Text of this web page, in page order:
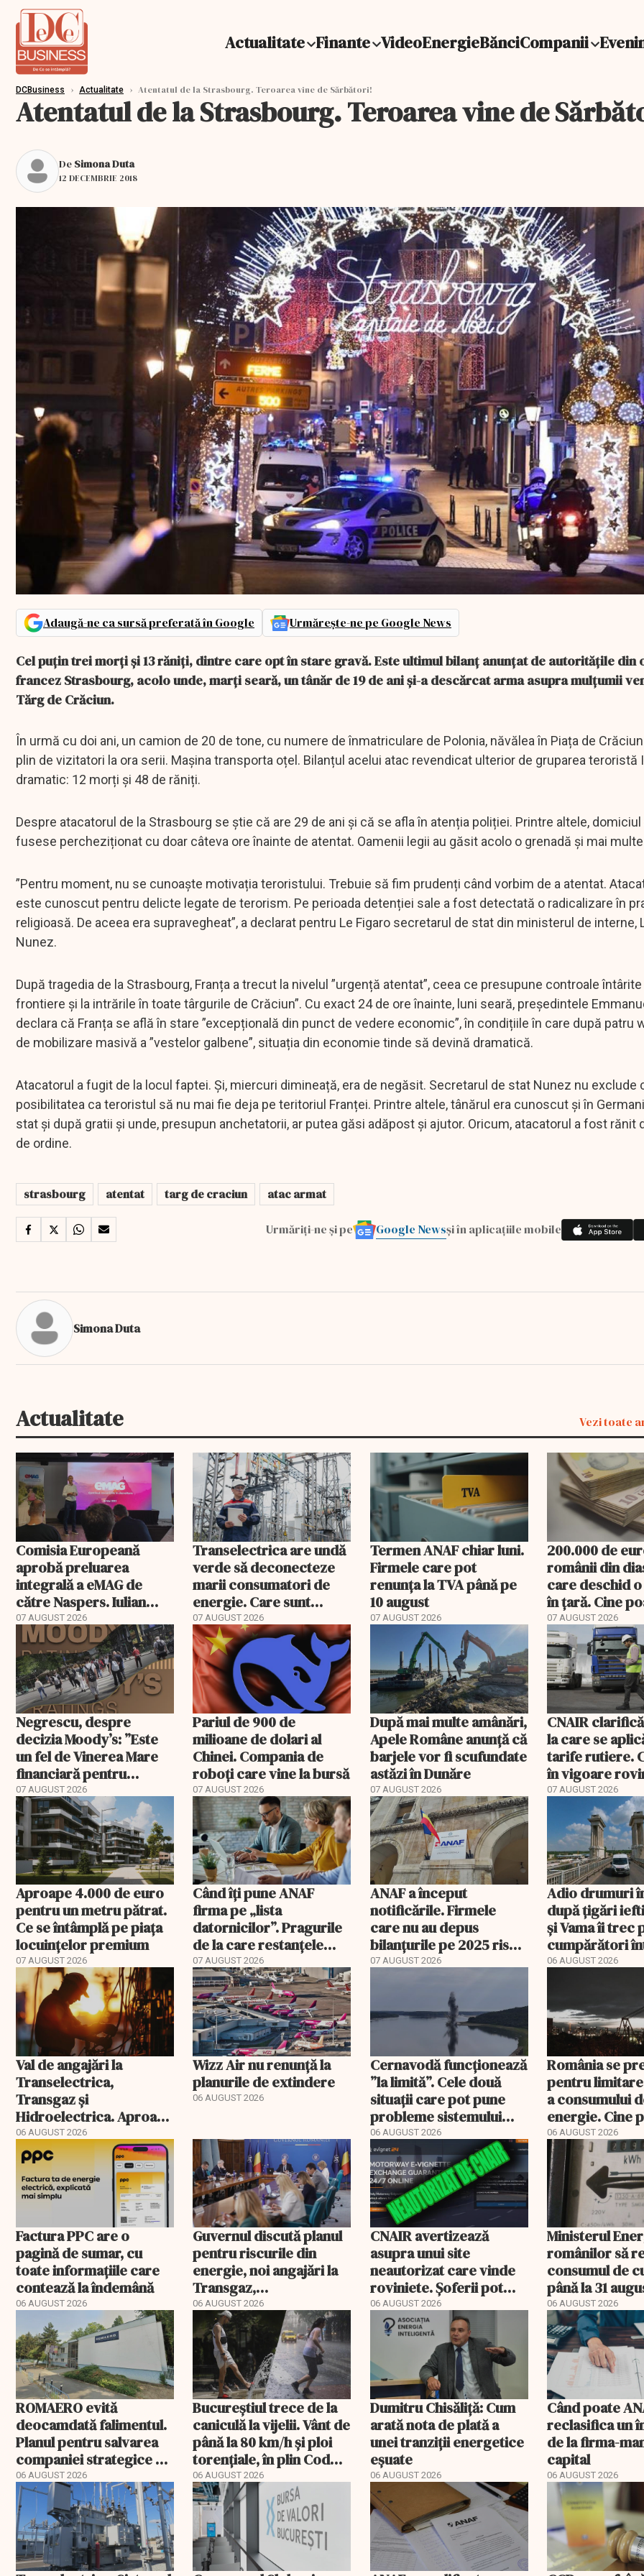
Actualitate Finante VideoEnergieBănciCompanii
DCBusiness › Actualitate › Atentatul de la Strasbourg. Teroarea vine de Sărbători!
Atentatul de la Strasbourg. Teroarea vine de
De Simona Duta
12 DECEMBRIE 2018
Adaugă-ne ca sursă preferată în Google Urmărește-ne pe Google News
Cel puțin trei morți și 13 răniți, dintre care opt în stare gravă. Este ultimul bilanț anunțat de autoritățile din
francez Strasbourg, acolo unde, marți seară, un tânăr de 19 de ani și-a descărcat arma asupra mulțumii
Tărg de Crăciun.
În urmă cu doi ani, un camion de 20 de tone, cu numere de înmatriculare de Polonia, năvălea în Piața de
plin de vizitatori la ora serii. Mașina transporta oțel. Bilanțul acelui atac revendicat ulterior de gruparea teroristă
dramatic: 12 morți și 48 de răniți.
Despre atacatorul de la Strasbourg se știe că are 29 de ani și că se afla în atenția poliției. Printre altele, domiciul
fusese percheziționat cu doar câteva ore înainte de atentat. Oamenii legii au găsit acolo o grenadă și mai
”Pentru moment, nu se cunoaște motivația teroristului. Trebuie să fim prudenți când vorbim de a atentat.
este cunoscut pentru delicte legate de terorism. Pe perioada detenției sale a fost detectată o radicalizare în
religioasă. De aceea era supravegheat”, a declarat pentru Le Figaro secretarul de stat din ministerul de interne,
Nunez.
După tragedia de la Strasbourg, Franța a trecut la nivelul ”urgență atentat”, ceea ce presupune controale întârite
frontiere și la intrările în toate târgurile de Crăciun”. Cu exact 24 de ore înainte, luni seară, președintele
declara că Franța se află în stare ”excepțională din punct de vedere economic”, în condițiile în care după patru
de mobilizare masivă a ”vestelor galbene”, situația din economie tinde să devină dramatică.
Atacatorul a fugit de la locul faptei. Și, miercuri dimineață, era de negăsit. Secretarul de stat Nunez nu exclude
posibilitatea ca teroristul să nu mai fie deja pe teritoriul Franței. Printre altele, tânărul era cunoscut și în
stat și după gratii și unde, presupun anchetatorii, ar putea găsi adăpost și ajutor. Oricum, atacatorul a fost rănit
de ordine.
strasbourg atentat targ de craciun atac armat
Urmăriți-ne și pe Google Newsși în aplicațiile mobile
Simona Duta
Actualitate Vezi toate
Comisia Europeană
aprobă preluarea
integrală a eMAG de
către Naspers. Iulian
Stanciu iese din
acționariat
07 AUGUST 2026
Transelectrica are undă
verde să deconecteze
marii consumatori de
energie. Care sunt
condițiile
07 AUGUST 2026
Termen ANAF chiar luni.
Firmele care pot
renunța la TVA până pe
10 august
07 AUGUST 2026
200.000 de
românii din
care deschid
în țară. Cine
banii și ce
rambursat
07 AUGUST 2026
Negrescu, despre
decizia Moody’s: ”Este
un fel de Vinerea Mare
financiară pentru
România”. Miza nu se
încheie în această seară
07 AUGUST 2026
Pariul de 900 de
milioane de dolari al
Chinei. Compania de
roboți care vine la bursă
07 AUGUST 2026
După mai multe amânări,
Apele Române anunță că
barjele vor fi scufundate
astăzi în Dunăre
07 AUGUST 2026
CNAIR
la care se
tarife rutiere.
în vigoare
TollRo
07 AUGUST 2026
Aproape 4.000 de euro
pentru un metru pătrat.
Ce se întâmplă pe piața
locuințelor premium
07 AUGUST 2026
Când îți pune ANAF
firma pe „lista
datornicilor”. Pragurile
de la care restanțele
devin publice
07 AUGUST 2026
ANAF a început
notificările. Firmele
care nu au depus
bilanțurile pe 2025 riscă
să ajungă inactive fiscal
07 AUGUST 2026
Adio drumuri
după țigări
și Vama îi trec
cumpărători
registru
06 AUGUST 2026
Val de angajări la
Transelectrica,
Transgaz și
Hidroelectrica. Aproape
400 de posturi aprobate
06 AUGUST 2026
Wizz Air nu renunță la
planurile de extindere
06 AUGUST 2026
Cernavodă funcționează
”la limită”. Cele două
situații care pot pune
probleme sistemului
energetic
06 AUGUST 2026
România se
pentru
a consumului
energie. Cine
deconectat
06 AUGUST 2026
Factura PPC are o
pagină de sumar, cu
toate informațiile care
contează la îndemână
06 AUGUST 2026
Guvernul discută planul
pentru riscurile din
energie, noi angajări la
Transgaz,
Transelectrica și
Hidroelectrica și
programul pentru di
06 AUGUST 2026
CNAIR avertizează
asupra unui site
neautorizat care vinde
roviniete. Șoferii pot
plăti și cu 186% mai mult
06 AUGUST 2026
Ministerul
românilor să
consumul de
până la 31
06 AUGUST 2026
ROMAERO evită
deocamdată falimentul.
Planul pentru salvarea
companiei strategice a
fost confirmat
06 AUGUST 2026
Bucureștiul trece de la
caniculă la vijelii. Vânt de
până la 80 km/h și ploi
torențiale, în plin Cod
portocaliu
06 AUGUST 2026
Dumitru Chisăliță: Cum
arată nota de plată a
unei tranziții energetice
eșuate
06 AUGUST 2026
Când poate
reclasifica un
de la firma-
capital
06 AUGUST 2026